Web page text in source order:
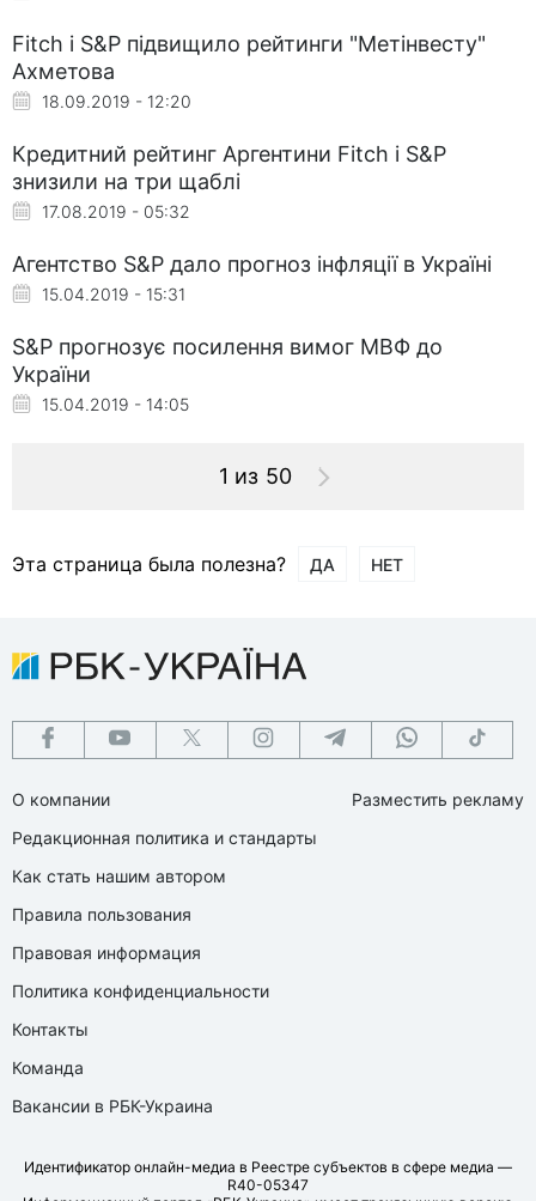
Fitch і S&P підвищило рейтинги "Метінвесту"
Ахметова
18.09.2019 - 12:20
Кредитний рейтинг Аргентини Fitch і S&P
знизили на три щаблі
17.08.2019 - 05:32
Агентство S&P дало прогноз інфляції в Україні
15.04.2019 - 15:31
S&P прогнозує посилення вимог МВФ до
України
15.04.2019 - 14:05
1 из 50
Эта страница была полезна? ДА НЕТ
О компании
Редакционная политика и стандарты
Как стать нашим автором
Правила пользования
Правовая информация
Политика конфиденциальности
Контакты
Команда
Вакансии в РБК-Украина
Разместить рекламу
Идентификатор онлайн-медиа в Реестре субъектов в сфере медиа —
R40-05347